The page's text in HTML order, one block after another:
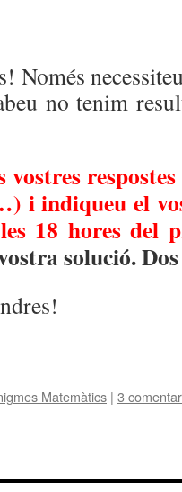
Només
no tenim
vostres
i indiqueu el
18 hores del
solució.
Matemàtics | 3